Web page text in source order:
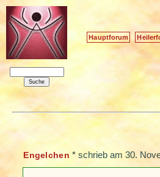
Hauptforum
Engelchen * schrieb am 30.